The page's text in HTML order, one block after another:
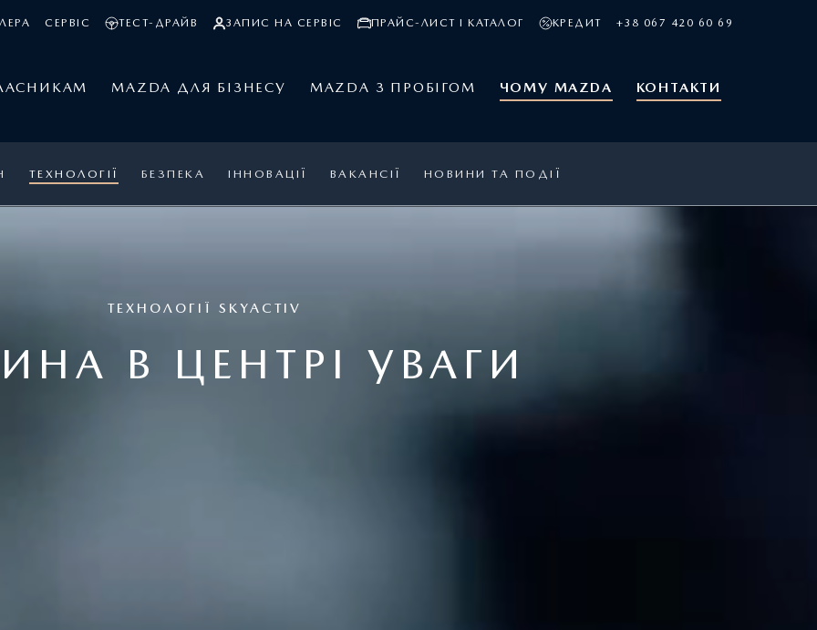
СЕРВІС ТЕСТ-ДРАЙВ ЗАПИС НА СЕРВІС ПРАЙС-ЛИСТ І КАТАЛОГ КРЕДИТ +38 067 420 60 69
MAZDA ДЛЯ БІЗНЕСУ MAZDA З ПРОБІГОМ ЧОМУ MAZDA КОНТАКТИ
ТЕХНОЛОГІЇ БЕЗПЕКА ІННОВАЦІЇ ВАКАНСІЇ НОВИНИ ТА ПОДІЇ
ТЕХНОЛОГІЇ SKYACTIV
В ЦЕНТРІ УВАГИ